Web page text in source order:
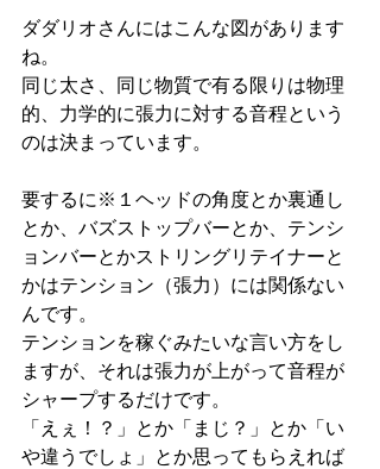
ダダリオさんにはこんな図があります
ね。
同じ太さ、同じ物質で有る限りは物理
的、力学的に張力に対する音程という
のは決まっています。
要するに※１ヘッドの角度とか裏通し
とか、バズストップバーとか、テンシ
ョンバーとかストリングリテイナーと
かはテンション（張力）には関係ない
んです。
テンションを稼ぐみたいな言い方をし
ますが、それは張力が上がって音程が
シャープするだけです。
「えぇ！？」とか「まじ？」とか「い
や違うでしょ」とか思ってもらえれば